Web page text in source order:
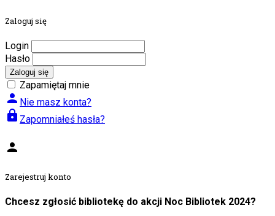
Zaloguj się
Login
Hasło
Zaloguj się
Zapamiętaj mnie
person Nie masz konta?
lock Zapomniałeś hasła?
person
Zarejestruj konto
Chcesz zgłosić bibliotekę do akcji Noc Bibliotek 2024?